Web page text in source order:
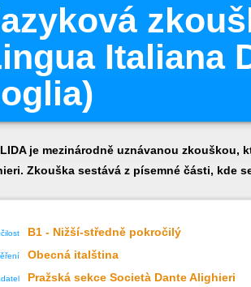
Italiana
je mezinárodně uznávanou zkouškou,
Zkouška sestává z písemné části, kde
B1 - Nižší-středně pokročilý
Obecná italština
Pražská sekce Società Dante Alighieri